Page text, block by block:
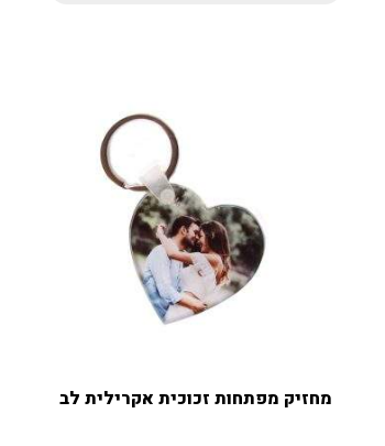
מחזיק מפתחות זכוכית אקרילית לב